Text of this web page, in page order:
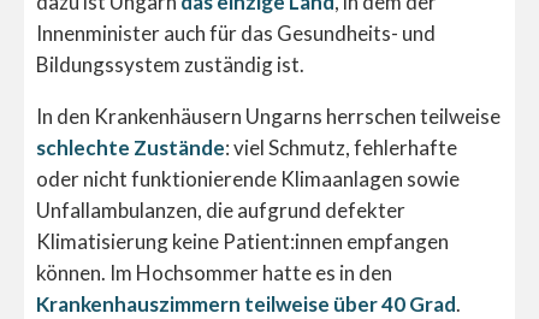
Innenminister auch für das Gesundheits- und
Bildungssystem zuständig ist.
In den Krankenhäusern Ungarns herrschen teilweise
schlechte Zustände: viel Schmutz, fehlerhafte
oder nicht funktionierende Klimaanlagen sowie
Unfallambulanzen, die aufgrund defekter
Klimatisierung keine Patient:innen empfangen
können. Im Hochsommer hatte es in den
Krankenhauszimmern teilweise über 40 Grad.